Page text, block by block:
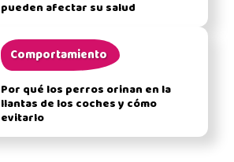
pueden afectar su salud
Comportamiento
Por qué los perros orinan en la
llantas de los coches y cómo
evitarlo